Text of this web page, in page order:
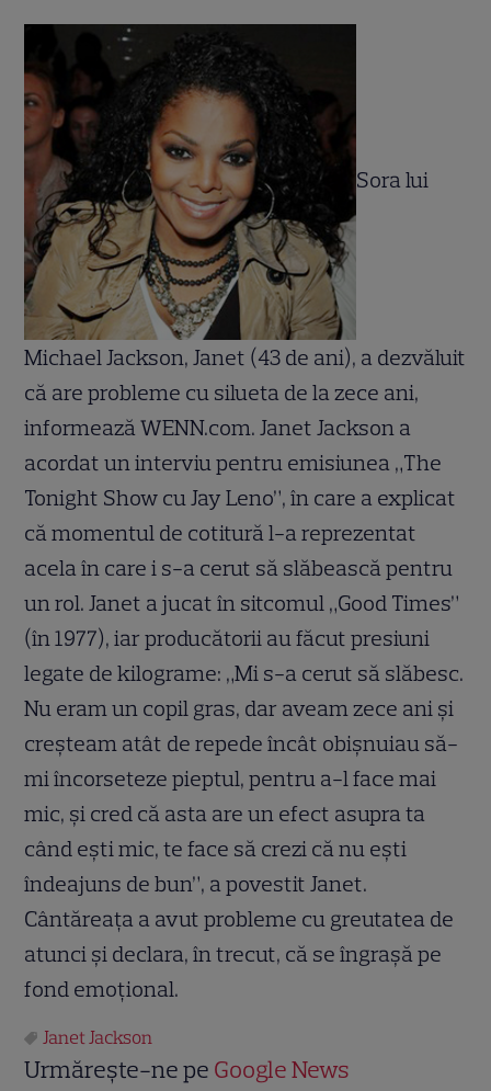
Sora lui
Michael Jackson, Janet (43 de ani), a dezvăluit
că are probleme cu silueta de la zece ani,
informează WENN.com. Janet Jackson a
acordat un interviu pentru emisiunea „The
Tonight Show cu Jay Leno”, în care a explicat
că momentul de cotitură l-a reprezentat
acela în care i s-a cerut să slăbească pentru
un rol. Janet a jucat în sitcomul „Good Times”
(în 1977), iar producătorii au făcut presiuni
legate de kilograme: „Mi s-a cerut să slăbesc.
Nu eram un copil gras, dar aveam zece ani şi
creşteam atât de repede încât obişnuiau să-
mi încorseteze pieptul, pentru a-l face mai
mic, şi cred că asta are un efect asupra ta
când eşti mic, te face să crezi că nu eşti
îndeajuns de bun”, a povestit Janet.
Cântăreaţa a avut probleme cu greutatea de
atunci şi declara, în trecut, că se îngraşă pe
fond emoţional.
Janet Jackson
Urmărește-ne pe Google News